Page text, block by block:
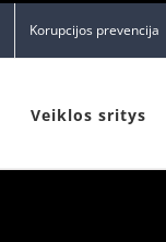
Korupcijos prevencija
Veiklos sritys